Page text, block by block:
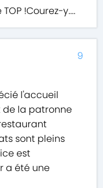
!Courez-y....
l'accueil
de la patronne
sont pleins
est
a été une
9